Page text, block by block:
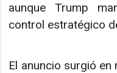
aunque Trump
control estratégico
El anuncio surgió